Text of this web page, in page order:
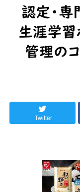
Twitter